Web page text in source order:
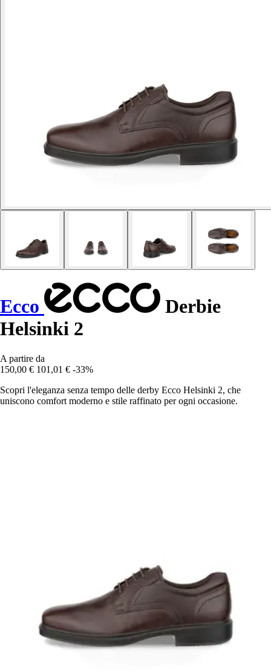
Ecco
Derbie
Helsinki 2
A partire da
150,00 € 101,01 € -33%
Scopri l'eleganza senza tempo delle derby Ecco Helsinki 2, che
uniscono comfort moderno e stile raffinato per ogni occasione.